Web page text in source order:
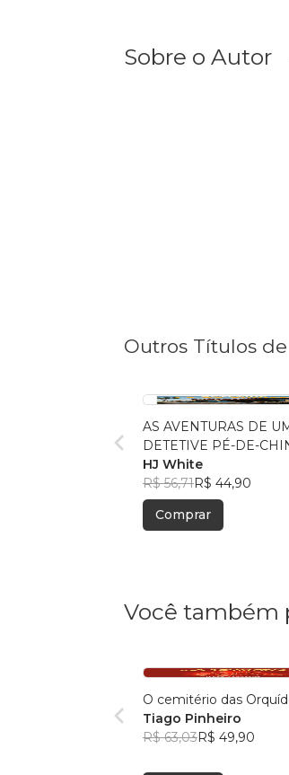
Sobre o Autor
Outros Títulos
AS AVENTURAS DE UM
DETETIVE PÉ-DE-
HJ White
R$ 56,71R$ 44,90
Comprar
Você também
O cemitério das
Tiago Pinheiro
R$ 63,03R$ 49,90